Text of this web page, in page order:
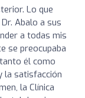
Lo que
Abalo a sus
a todas mis
se preocupaba
él como
la satisfacción
la Clínica